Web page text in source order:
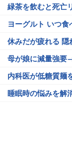
緑茶を飲むと死亡
ヨーグルト いつ
休みだが疲れる 隠
母が娘に減量強要
内科医が低糖質麺
睡眠時の悩みを解